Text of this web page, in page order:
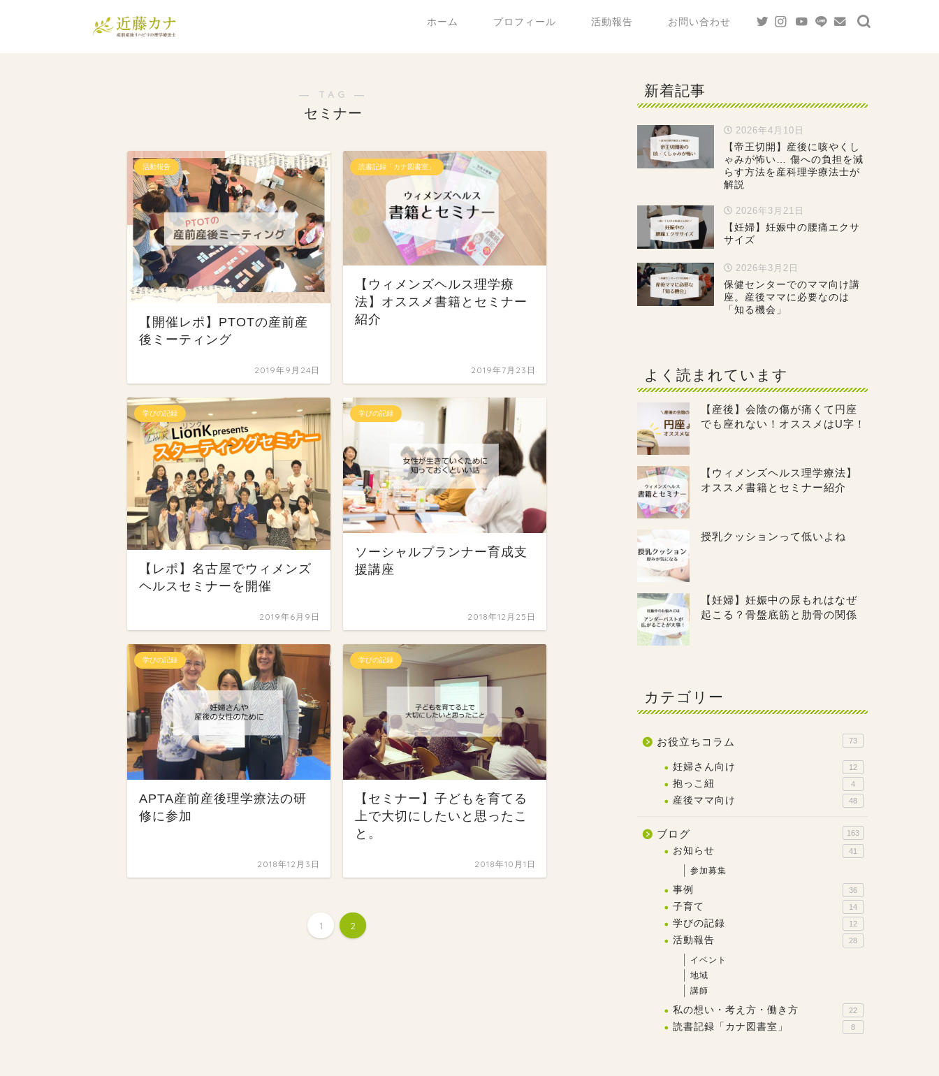
ホーム プロフィール 活動報告 お問い合わせ
― TAG ―
セミナー
活動報告
【開催レポ】PTOTの産前産
後ミーティング
2019年9月24日
読書記録「カナ図書室」
【ウィメンズヘルス理学療
法】オススメ書籍とセミナー
紹介
2019年7月23日
学びの記録
【レポ】名古屋でウィメンズ
ヘルスセミナーを開催
2019年6月9日
学びの記録
ソーシャルプランナー育成支
援講座
2018年12月25日
学びの記録
APTA産前産後理学療法の研
修に参加
2018年12月3日
学びの記録
【セミナー】子どもを育てる
上で大切にしたいと思ったこ
と。
2018年10月1日
1 2
新着記事
2026年4月10日
【帝王切開】産後に咳やくし
ゃみが怖い… 傷への負担を減
らす方法を産科理学療法士が
解説
2026年3月21日
【妊婦】妊娠中の腰痛エクサ
サイズ
2026年3月2日
保健センターでのママ向け講
座。産後ママに必要なのは
「知る機会」
よく読まれています
【産後】会陰の傷が痛くて円座
でも座れない！オススメはU字！
【ウィメンズヘルス理学療法】
オススメ書籍とセミナー紹介
授乳クッションって低いよね
【妊婦】妊娠中の尿もれはなぜ
起こる？骨盤底筋と肋骨の関係
カテゴリー
お役立ちコラム 73
妊婦さん向け 12
抱っこ紐 4
産後ママ向け 48
ブログ 163
お知らせ 41
参加募集
事例 36
子育て 14
学びの記録 12
活動報告 28
イベント
地域
講師
私の想い・考え方・働き方 22
読書記録「カナ図書室」 8